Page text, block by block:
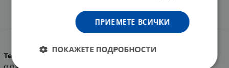
Характеристики
Тегло (кг.)
ПРИЕМЕТЕ ВСИЧКИ
ПОКАЖЕТЕ ПОДРОБНОСТИ